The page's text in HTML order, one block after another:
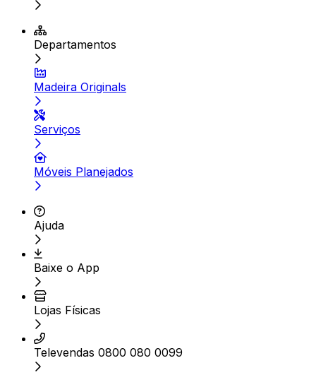
Departamentos
Madeira Originals
Serviços
Móveis Planejados
Ajuda
Baixe o App
Lojas Físicas
Televendas 0800 080 0099